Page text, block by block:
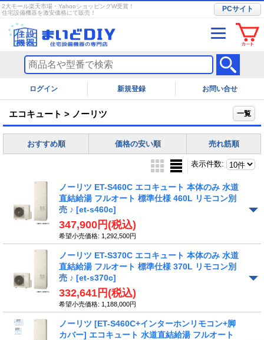
2大モール楽天市場・YahooショッピングW受賞！
住宅設備機器を激安価格にて販売！
PCサイト
ログイン お問い合せ
エコキュート > ノーリツ 一覧
おすすめ順 価格の安い順 売れ筋順
表示件数:
ノーリツ ET-S460C エコキュート 本体のみ 水道
直結給湯 フルオート 標準仕様 460L リモコン別
売 ♪ [et-s460c]
347,900円 (税込)
希望小売価格: 1,292,500円
ノーリツ ET-S370C エコキュート 本体のみ 水道
直結給湯 フルオート 標準仕様 370L リモコン別
売 ♪ [et-s370c]
332,641円 (税込)
希望小売価格: 1,188,000円
ノーリツ [ET-S460C+インターホンリモコン+脚
カバー] エコキュート 水道直結給湯 フルオート